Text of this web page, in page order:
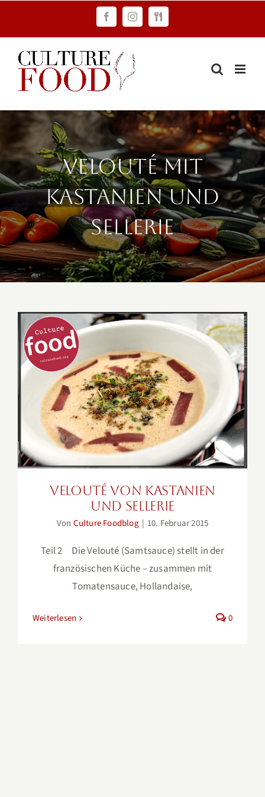
FacebookInstagramFAWC
Consulting
Velouté mit
Kastanien und
Sellerie
Velouté von Kastanien und
Sellerie
Velouté von Kastanien
und Sellerie
Von Culture Foodblog | 10. Februar 2015
Teil 2 Die Velouté (Samtsauce) stellt in der
französischen Küche – zusammen mit
Tomatensauce, Hollandaise,
Weiterlesen 0